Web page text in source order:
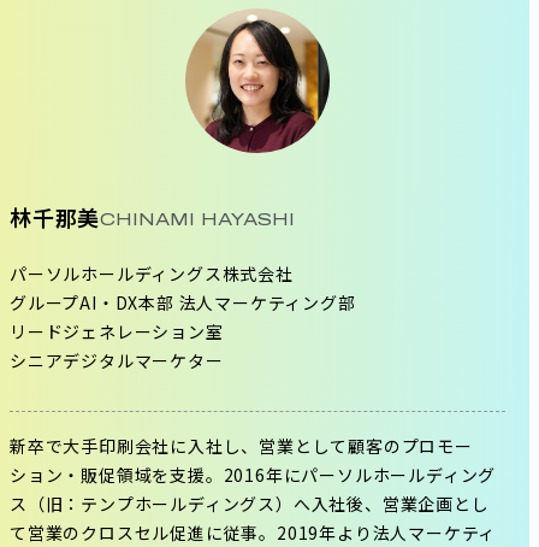
林千那美CHINAMI HAYASHI
パーソルホールディングス株式会社
グループAI・DX本部 法人マーケティング部
リードジェネレーション室
シニアデジタルマーケター
新卒で大手印刷会社に入社し、営業として顧客のプロモー
ション・販促領域を支援。2016年にパーソルホールディング
ス（旧：テンプホールディングス）へ入社後、営業企画とし
て営業のクロスセル促進に従事。2019年より法人マーケティ